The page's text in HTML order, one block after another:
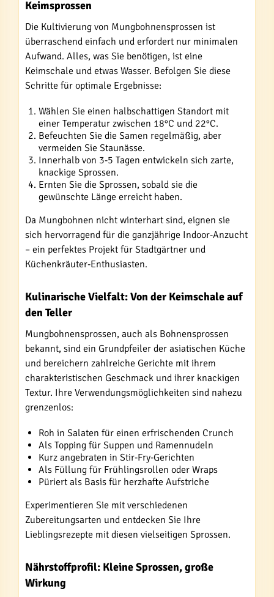
Keimsprossen
Die Kultivierung von Mungbohnensprossen ist
überraschend einfach und erfordert nur minimalen
Aufwand. Alles, was Sie benötigen, ist eine
Keimschale und etwas Wasser. Befolgen Sie diese
Schritte für optimale Ergebnisse:
Wählen Sie einen halbschattigen Standort mit
einer Temperatur zwischen 18°C und 22°C.
Befeuchten Sie die Samen regelmäßig, aber
vermeiden Sie Staunässe.
Innerhalb von 3-5 Tagen entwickeln sich zarte,
knackige Sprossen.
Ernten Sie die Sprossen, sobald sie die
gewünschte Länge erreicht haben.
Da Mungbohnen nicht winterhart sind, eignen sie
sich hervorragend für die ganzjährige Indoor-Anzucht
– ein perfektes Projekt für Stadtgärtner und
Küchenkräuter-Enthusiasten.
Kulinarische Vielfalt: Von der Keimschale auf
den Teller
Mungbohnensprossen, auch als Bohnensprossen
bekannt, sind ein Grundpfeiler der asiatischen Küche
und bereichern zahlreiche Gerichte mit ihrem
charakteristischen Geschmack und ihrer knackigen
Textur. Ihre Verwendungsmöglichkeiten sind nahezu
grenzenlos:
Roh in Salaten für einen erfrischenden Crunch
Als Topping für Suppen und Ramennudeln
Kurz angebraten in Stir-Fry-Gerichten
Als Füllung für Frühlingsrollen oder Wraps
Püriert als Basis für herzhafte Aufstriche
Experimentieren Sie mit verschiedenen
Zubereitungsarten und entdecken Sie Ihre
Lieblingsrezepte mit diesen vielseitigen Sprossen.
Nährstoffprofil: Kleine Sprossen, große
Wirkung